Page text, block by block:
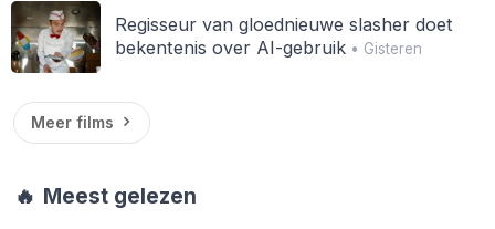
Regisseur van gloednieuwe slasher doet
bekentenis over AI-gebruik• Gisteren
Meer films
🔥 Meest gelezen